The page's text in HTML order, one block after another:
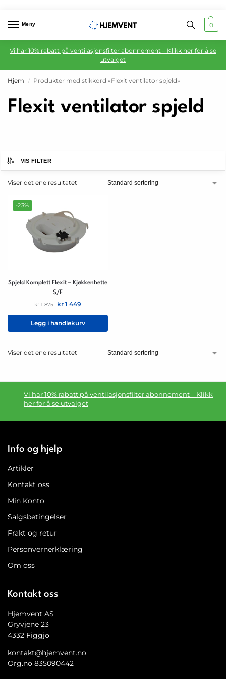
Meny 0
Vi har 10% rabatt på ventilasjonsfilter abonnement – Klikk her for å se
utvalget
Hjem / Produkter med stikkord «Flexit ventilator spjeld»
Flexit ventilator spjeld
VIS FILTER
Viser det ene resultatet
-23%
Spjeld Komplett Flexit – Kjøkkenhette
S/F
kr1 875 kr 1 449
Legg i handlekurv
Viser det ene resultatet
Vi har 10% rabatt på ventilasjonsfilter abonnement – Klikk
her for å se utvalget
Info og hjelp
Artikler
Kontakt oss
Min Konto
Salgsbetingelser
Frakt og retur
Personvernerklæring
Om oss
Kontakt oss
Hjemvent AS
Gryvjene 23
4332 Figgjo
kontakt@hjemvent.no
Org.no 835090442